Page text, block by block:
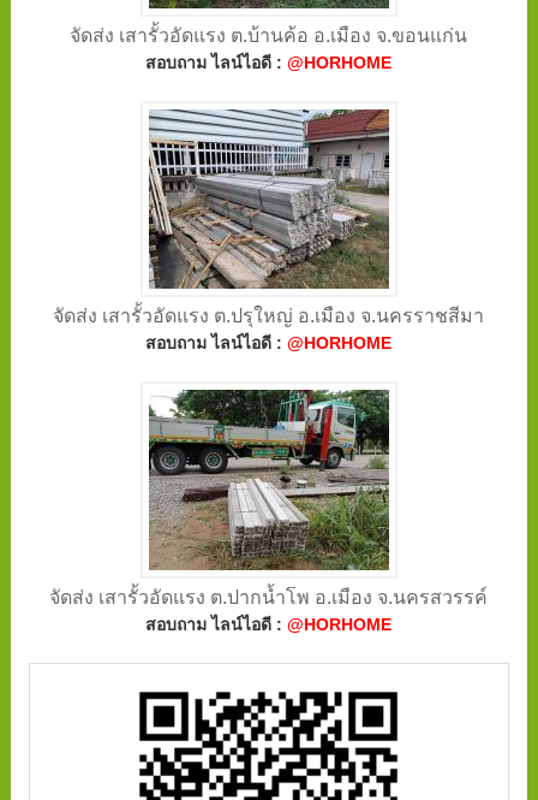
จัดส่ง เสารั้วอัดแรง ต.บ้านค้อ อ.เมือง จ.ขอนแก่น
สอบถาม ไลน์ไอดี :@HORHOME
จัดส่ง เสารั้วอัดแรง ต.ปรุใหญ่ อ.เมือง จ.นครราชสีมา
สอบถาม ไลน์ไอดี :@HORHOME
จัดส่ง เสารั้วอัดแรง ต.ปากน้ำโพ อ.เมือง จ.นครสวรรค์
สอบถาม ไลน์ไอดี :@HORHOME